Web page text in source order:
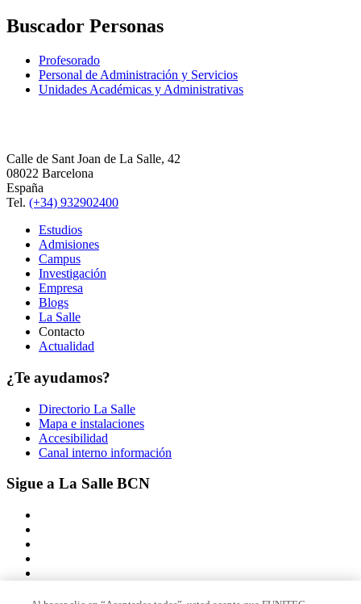
Buscador Personas
Profesorado
Personal de Administración y Servicios
Unidades Académicas y Administrativas
Calle de Sant Joan de La Salle, 42
08022 Barcelona
España
Tel. (+34) 932902400
Estudios
Admisiones
Campus
Investigación
Empresa
Blogs
La Salle
Contacto
Actualidad
¿Te ayudamos?
Directorio La Salle
Mapa e instalaciones
Accesibilidad
Canal interno información
Sigue a La Salle BCN